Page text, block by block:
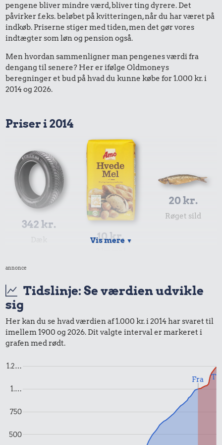
pengene bliver mindre værd, bliver ting dyrere. Det
påvirker f.eks. beløbet på kvitteringen, når du har været på
indkøb. Priserne stiger med tiden, men det gør vores
indtægter som løn og pension også.
Men hvordan sammenligner man pengenes værdi fra
dengang til senere? Her er ifølge Oldmoneys
beregninger et bud på hvad du kunne købe for 1.000 kr. i
2014 og 2026.
Priser i 2014
342 kr.
10 kr.
20 kr.
Røget sild
1 kg havregryn
Sko 10 karklude
Vis mere ▼
annonce
Tidslinje: Se værdien udvikle
sig
Her kan du se hvad værdien af 1.000 kr. i 2014 har svaret til
imellem 1900 og 2026. Dit valgte interval er markeret i
grafen med rødt.
500
750
1.…
1.2…
Fra Til